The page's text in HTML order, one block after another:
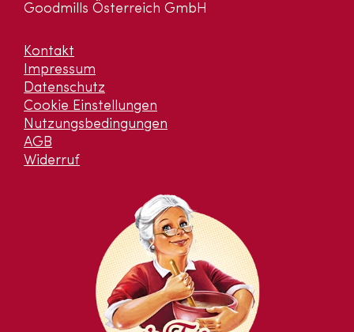
Goodmills Österreich GmbH
Kontakt
Impressum
Datenschutz
Cookie Einstellungen
Nutzungsbedingungen
AGB
Widerruf